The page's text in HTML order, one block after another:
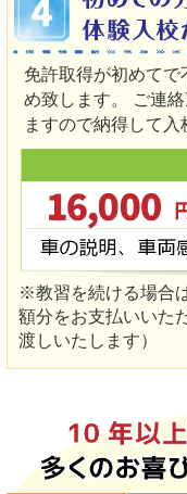
免許取得が初めて
め致します。 ご連
ますので納得して入
※教習を続ける場合
額分をお支払いいた
渡しいたします）